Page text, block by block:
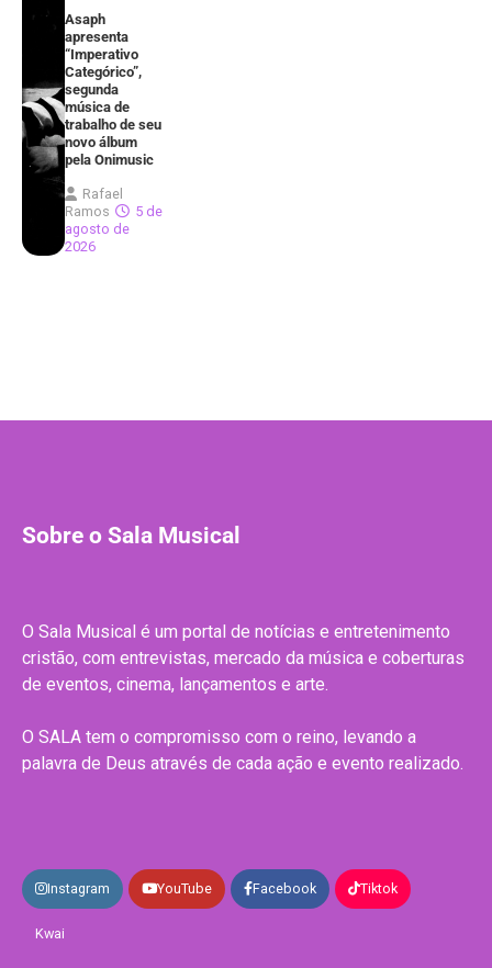
Asaph
apresenta
“Imperativo
Categórico”,
segunda
música de
trabalho de seu
novo álbum
pela Onimusic
Rafael
Ramos
5 de
agosto de
2026
Sobre o Sala Musical
O Sala Musical é um portal de notícias e entretenimento
cristão, com entrevistas, mercado da música e coberturas
de eventos, cinema, lançamentos e arte.
O SALA tem o compromisso com o reino, levando a
palavra de Deus através de cada ação e evento realizado.
Instagram YouTube Facebook Tiktok
Kwai